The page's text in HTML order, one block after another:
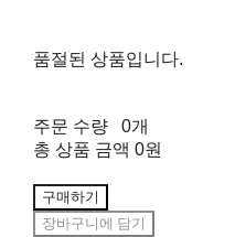
품절된 상품입니다.
주문 수량
0개
총 상품 금액 0원
구매하기
장바구니에 담기